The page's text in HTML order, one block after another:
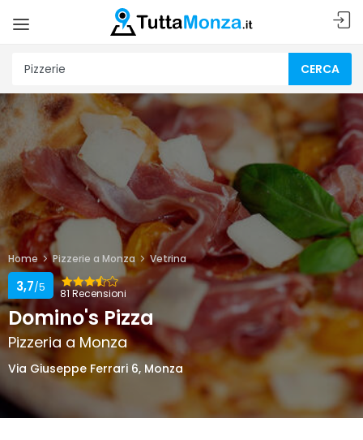
CERCA
Home Pizzerie a Monza Vetrina
81 Recensioni
3,7/5
Domino's Pizza
Pizzeria a Monza
Via Giuseppe Ferrari 6, Monza